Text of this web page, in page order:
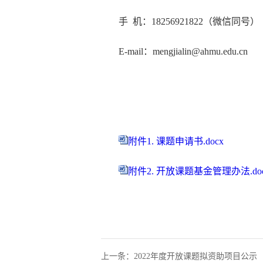
手 机： 18256921822 （微信同号）
E-mail ： mengjialin@ahmu.edu.cn
附件1. 课题申请书.docx
附件2. 开放课题基金管理办法
上一条：2022年度开放课题拟资助项目公示